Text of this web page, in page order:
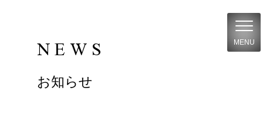
MENU
NEWS
お知らせ